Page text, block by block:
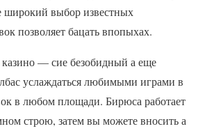
широкий выбор известных
позволяет бацать впопыхах.
— сие безобидный а еще
услаждаться любимыми играми в
в любом площади. Бирюса работает
строю, затем вы можете вносить а